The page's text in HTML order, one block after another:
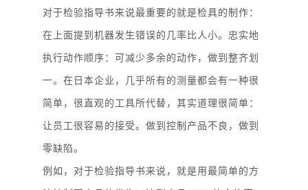
对于检验指导书来说最重要的就是检具的制作：
在上面提到机器发生错误的几率比人小。忠实地
执行动作顺序：可减少多余的动作，做到整齐划
一。在日本企业，几乎所有的测量都会有一种很
简单，很直观的工具所代替，其实道理很简单：
让员工很容易的接受。做到控制产品不良，做到
零缺陷。
例如，对于检验指导书来说，就是用最简单的方